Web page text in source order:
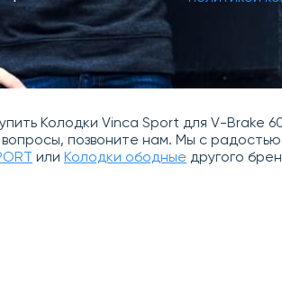
Колодки Vinca Sport для V-Brake
вопросы, позвоните нам. Мы с
или Колодки ободные другого